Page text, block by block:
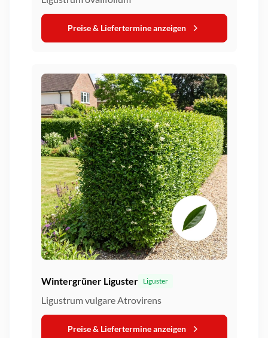
Preise & Liefertermine anzeigen
Wintergrüner Liguster Liguster
Ligustrum vulgare Atrovirens
Preise & Liefertermine anzeigen